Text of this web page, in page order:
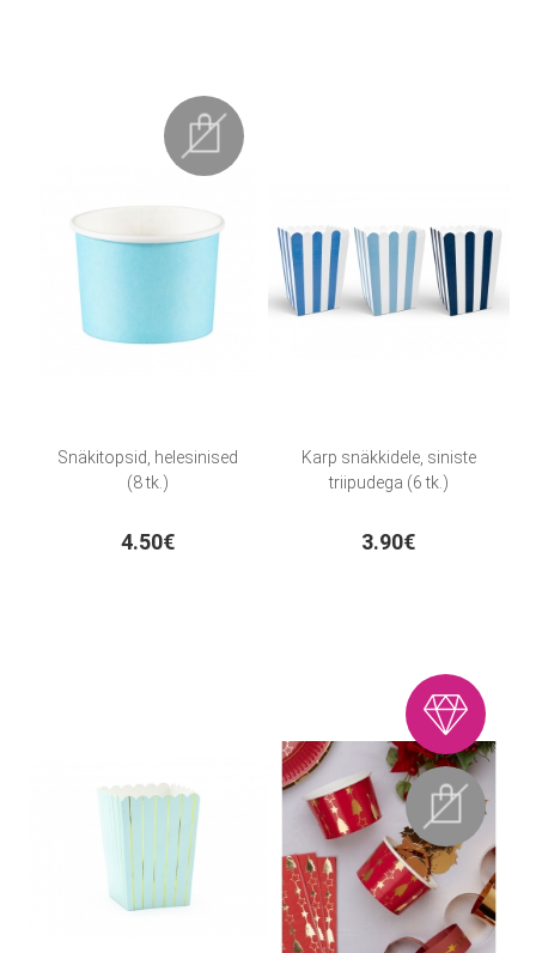
Snäkitopsid, helesinised
(8 tk.)
4.50€
Karp snäkkidele, siniste
triipudega (6 tk.)
3.90€